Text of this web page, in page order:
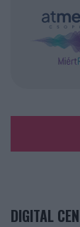
DIGITAL